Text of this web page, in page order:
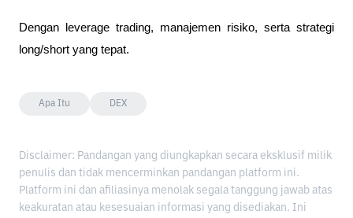
Dengan leverage trading, manajemen risiko, serta strategi
long/short yang tepat.
Apa Itu DEX
Disclaimer: Pandangan yang diungkapkan secara eksklusif milik
penulis dan tidak mencerminkan pandangan platform ini.
Platform ini dan afiliasinya menolak segala tanggung jawab atas
keakuratan atau kesesuaian informasi yang disediakan. Ini